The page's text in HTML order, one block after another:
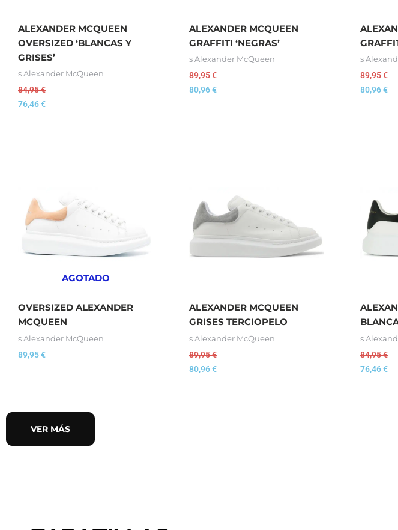
ALEXANDER MCQUEEN
OVERSIZED ‘BLANCAS Y
GRISES’
s Alexander McQueen
84,95€
76,46€
ALEXANDER MCQUEEN
GRAFFITI ‘NEGRAS’
s Alexander McQueen
89,95€
80,96€
s
89,95€
80,96€
AGOTADO
OVERSIZED ALEXANDER
MCQUEEN
s Alexander McQueen
89,95€
ALEXANDER MCQUEEN
GRISES TERCIOPELO
s Alexander McQueen
89,95€
80,96€
s
84,95€
76,46€
VER MÁS